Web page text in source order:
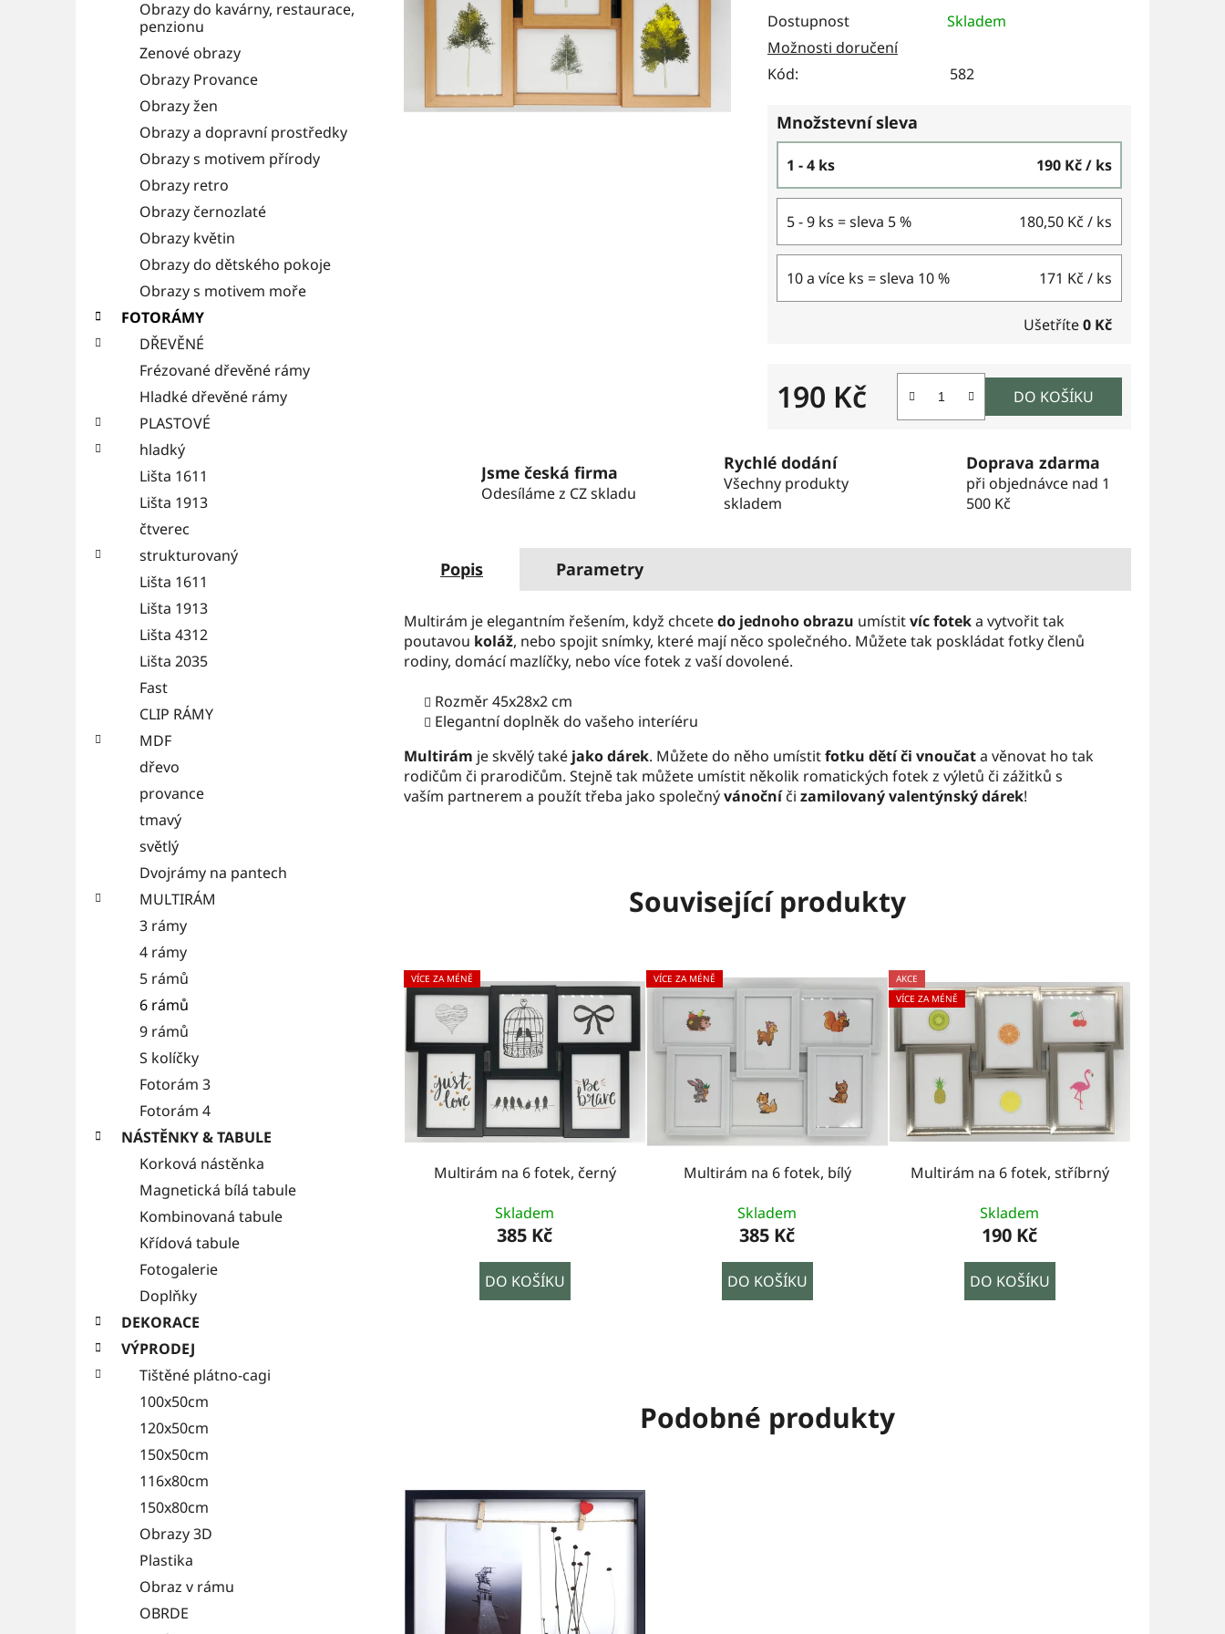
Obrazy do kavárny, restaurace,
penzionu
Zenové obrazy
Obrazy Provance
Obrazy žen
Obrazy a dopravní prostředky
Obrazy s motivem přírody
Obrazy retro
Obrazy černozlaté
Obrazy květin
Obrazy do dětského pokoje
Obrazy s motivem moře
FOTORÁMY
DŘEVĚNÉ
Frézované dřevěné rámy
Hladké dřevěné rámy
PLASTOVÉ
hladký
Lišta 1611
Lišta 1913
čtverec
strukturovaný
Lišta 1611
Lišta 1913
Lišta 4312
Lišta 2035
Fast
CLIP RÁMY
MDF
dřevo
provance
tmavý
světlý
Dvojrámy na pantech
MULTIRÁM
3 rámy
4 rámy
5 rámů
6 rámů
9 rámů
S kolíčky
Fotorám 3
Fotorám 4
NÁSTĚNKY & TABULE
Korková nástěnka
Magnetická bílá tabule
Kombinovaná tabule
Křídová tabule
Fotogalerie
Doplňky
DEKORACE
VÝPRODEJ
Tištěné plátno-cagi
100x50cm
120x50cm
150x50cm
116x80cm
150x80cm
Obrazy 3D
Plastika
Obraz v rámu
OBRDE
Dostupnost
Skladem
Možnosti doručení
Kód:
582
Množstevní sleva
1 - 4 ks 190 Kč/ ks
5 - 9 ks = sleva 5 % 180,50 Kč / ks
10 a více ks = sleva 10 % 171 Kč / ks
Ušetříte0 Kč
190 Kč DO KOŠÍKU
Jsme česká firma
Odesíláme z CZ skladu
Rychlé dodání
Všechny produkty
skladem
Doprava zdarma
při objednávce nad 1
500 Kč
Popis Parametry
Multirám je elegantním řešením, když chcetedo jednoho obrazu umístitvíc foteka vytvořit tak
poutavou koláž, nebo spojit snímky, které mají něco společného. Můžete tak poskládat fotky členů
rodiny, domácí mazlíčky, nebo více fotek z vaší dovolené.
Rozměr 45x28x2 cm
Elegantní doplněk do vašeho interíéru
Multirám je skvělý také jako dárek. Můžete do něho umístitfotku dětí či vnoučata věnovat ho tak
rodičům či prarodičům. Stejně tak můžete umístit několik romatických fotek z výletů či zážitků s
vaším partnerem a použít třeba jako společnývánoční či zamilovaný valentýnský dárek!
Související produkty
VÍCE ZA MÉNĚ
Multirám na 6 fotek, černý
Skladem
385 Kč
DO KOŠÍKU
VÍCE ZA MÉNĚ
Multirám na 6 fotek, bílý
Skladem
385 Kč
DO KOŠÍKU
AKCE
VÍCE ZA MÉNĚ
Multirám na 6 fotek, stříbrný
Skladem
190 Kč
DO KOŠÍKU
Podobné produkty